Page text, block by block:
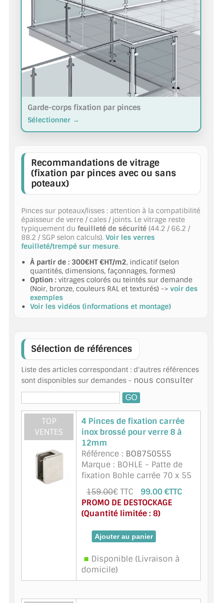
PAROI DE DOUCHE
VERRE FEUILLETÉ
VERRE ANTI-REFLET
VERRE LAQUÉ/CRÉDENCE
VERRE FEUILLETÉ/TREMPÉ
DALLE DE SOL EN VERRE
GARDE CORPS EN VERRE
VERRIÈRE TYPE ATELIER
VERRES TEXTURÉS
PLEXIGLAS PMMA
DOUBLE VITRAGE
ACCESSOIRES & QUINCAILLERIE
CATALOGUE DE PROFILS ET FIXATION DU
VERRE
LES PROFILS PAROI DE VERRE
VITRINE EN VERRE
CONNECTEURS ET ASSEMBLAGE DE VERRES
PLATS ET CORNIÈRES
LES CHARNIÈRES DE PORTE EN VERRE
BOUTONS ET POIGNÉES
BARRES DE STABILISATION
JOINTS D'ÉTANCHÉITÉS
SYSTÈMES PIVOTANTS
SYSTÈMES COULISSANTS
Garde-corps fixation par pinces
Sélectionner →
Recommandations de vitrage
(fixation par pinces avec ou sans
poteaux)
Pinces sur poteaux/lisses : attention à la compatibilité
épaisseur de verre / cales / joints. Le vitrage reste
typiquement du feuilleté de sécurité (44.2 / 66.2 /
88.2 / SGP selon calculs). Voir les verres
feuilleté/trempé sur mesure.
À partir de : 300€HT €HT/m2, indicatif (selon
quantités, dimensions, façonnages, formes)
Option : vitrages colorés ou teintés sur demande
(Noir, bronze, couleurs RAL et texturés) -> voir des
exemples
Voir les vidéos (informations et montage)
Sélection de références
Liste des articles correspondant : d'autres références
sont disponibles sur demandes - nous consulter
TOP
VENTES
4 Pinces de fixation carrée
inox brossé pour verre 8 à
12mm
Référence : BO8750555
Marque : BOHLE - Patte de
fixation Bohle carrée 70 x 55
mm pour tube rectangulaire.
Par lot de 4. Pour verre
trempé de 8 à 12mm ou
feuilleté 8,76 a 13,52mm.
base carrée.
159.00€ TTC 99.00 €TTC
PROMO DE DESTOCKAGE
(Quantité limitée : 8)
Disponible (Livraison à
domicile)